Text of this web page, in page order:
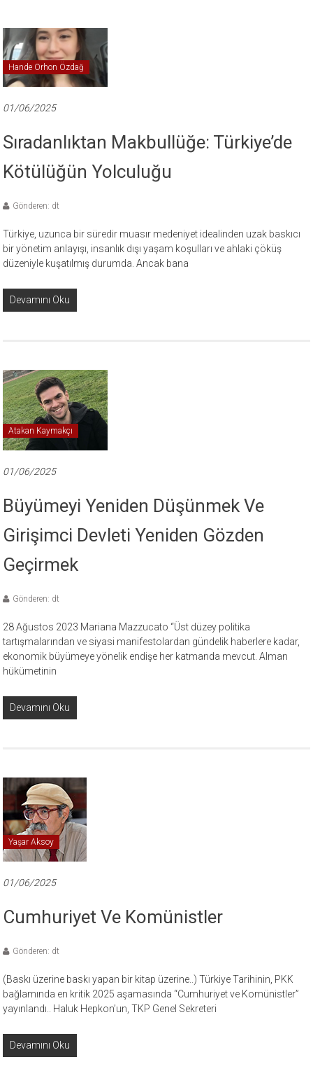
Hande Orhon Özdağ
01/06/2025
Sıradanlıktan Makbullüğe: Türkiye’de
Kötülüğün Yolculuğu
Gönderen: dt
Türkiye, uzunca bir süredir muasır medeniyet idealinden uzak baskıcı
bir yönetim anlayışı, insanlık dışı yaşam koşulları ve ahlaki çöküş
düzeniyle kuşatılmış durumda. Ancak bana
Devamını Oku
Atakan Kaymakçı
01/06/2025
Büyümeyi Yeniden Düşünmek Ve
Girişimci Devleti Yeniden Gözden
Geçirmek
Gönderen: dt
28 Ağustos 2023 Mariana Mazzucato “Üst düzey politika
tartışmalarından ve siyasi manifestolardan gündelik haberlere kadar,
ekonomik büyümeye yönelik endişe her katmanda mevcut. Alman
hükümetinin
Devamını Oku
Yaşar Aksoy
01/06/2025
Cumhuriyet Ve Komünistler
Gönderen: dt
(Baskı üzerine baskı yapan bir kitap üzerine..) Türkiye Tarihinin, PKK
bağlamında en kritik 2025 aşamasında “Cumhuriyet ve Komünistler”
yayınlandı.. Haluk Hepkon’un, TKP Genel Sekreteri
Devamını Oku